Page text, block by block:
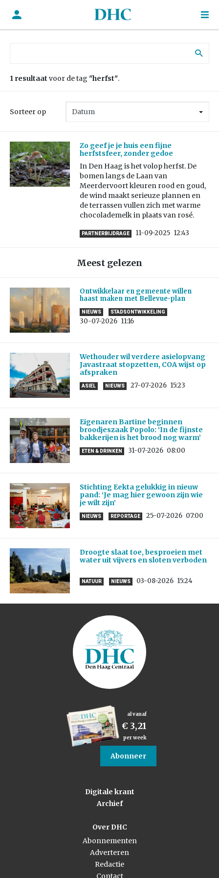
1 resultaat voor de tag "herfst".
Sorteer op
Zo geef je je huis een fijne
herfstsfeer, zonder gedoe
In Den Haag is het volop herfst. De
bomen langs de Laan van
Meerdervoort kleuren rood en goud,
de wind maakt serieuze plannen en
de terrassen vullen zich met warme
chocolademelk in plaats van rosé.
PARTNERBIJDRAGE 11-09-2025 12:43
Meest gelezen
Ontwikkelaar en gemeente willen
haast maken met Bellevue-plan
NIEUWS STADSONTWIKKELING
30-07-2026 11:16
Wethouder wil verdere asielopvang
Javastraat stopzetten, COA wijst op
afspraken
ASIEL NIEUWS 27-07-2026 15:23
Eigenaren Bartine beginnen
broodjeszaak Popolo: ‘In de fijnste
bakkerijen is het brood nog warm’
ETEN & DRINKEN 31-07-2026 08:00
Stichting Eekta gelukkig in nieuw
pand: ‘Je mag hier gewoon zijn wie
je wilt zijn’
NIEUWS REPORTAGE 25-07-2026 07:00
Droogte slaat toe, besproeien met
water uit vijvers en sloten verboden
NATUUR NIEUWS 03-08-2026 15:24
al vanaf
€ 3,21
per week
Abonneer
Digitale krant
Archief
Over DHC
Abonnementen
Adverteren
Redactie
Contact